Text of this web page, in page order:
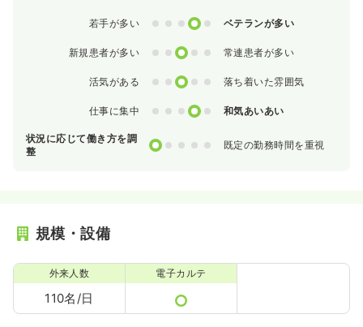
若手が多い 0 1 2 3 4 ベテランが多い
新規患者が多い 0 1 2 3 4 常連患者が多い
活気がある 0 1 2 3 4 落ち着いた雰囲気
仕事に集中 0 1 2 3 4 和気あいあい
状況に応じて働き方を調
整
0 1 2 3 4 既定の勤務時間を重視
規模・設備
外来人数
110名/日
電子カルテ